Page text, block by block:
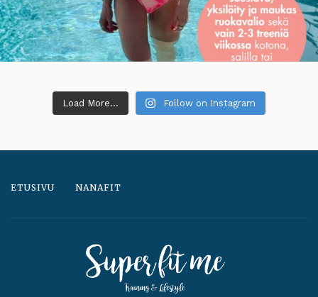
Load More... Follow on Instagram
ETUSIVU NANAFIT